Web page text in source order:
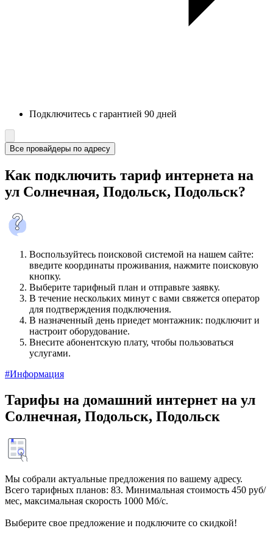
Подключитесь с гарантией 90 дней
Все провайдеры по адресу
Как подключить тариф интернета на
ул Солнечная, Подольск, Подольск?
Воспользуйтесь поисковой системой на нашем сайте:
введите координаты проживания, нажмите поисковую
кнопку.
Выберите тарифный план и отправьте заявку.
В течение нескольких минут с вами свяжется оператор
для подтверждения подключения.
В назначенный день приедет монтажник: подключит и
настроит оборудование.
Внесите абонентскую плату, чтобы пользоваться
услугами.
#Информация
Тарифы на домашний интернет на ул
Солнечная, Подольск, Подольск
Мы собрали актуальные предложения по вашему адресу.
Всего тарифных планов: 83. Минимальная стоимость 450 руб/
мес, максимальная скорость 1000 Мб/с.
Выберите свое предложение и подключите со скидкой!